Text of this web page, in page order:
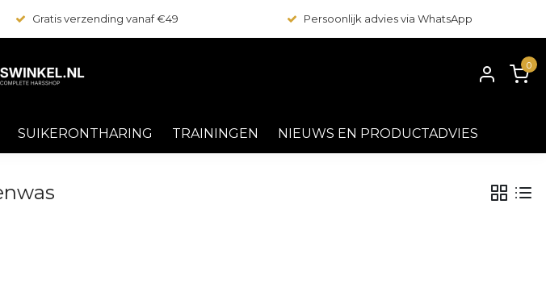
Gratis verzending vanaf €49 Persoonlijk advies via WhatsApp
0
SUIKERONTHARING TRAININGEN NIEUWS EN PRODUCTADVIES